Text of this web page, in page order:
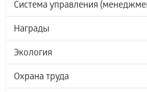
Система управления
Награды
Экология
Охрана труда